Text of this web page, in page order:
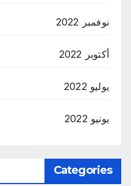
نوفمبر 2022
أكتوبر 2022
يوليو 2022
يونيو 2022
Categories